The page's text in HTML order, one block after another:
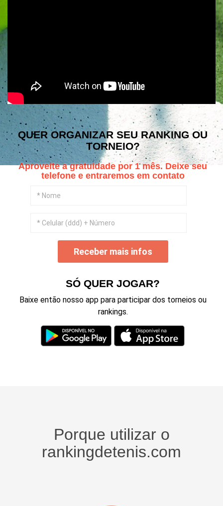
QUER ORGANIZAR SEU RANKING OU
TORNEIO?
Aproveite a gratuidade por 1 mês. Deixe seu
telefone e entraremos em contato
Receber mais infos
SÓ QUER JOGAR?
Baixe então nosso app para participar dos torneios ou
rankings.
Porque utilizar o
rankingdetenis.com